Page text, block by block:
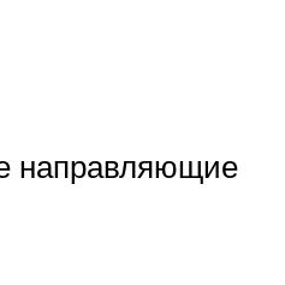
направляющие